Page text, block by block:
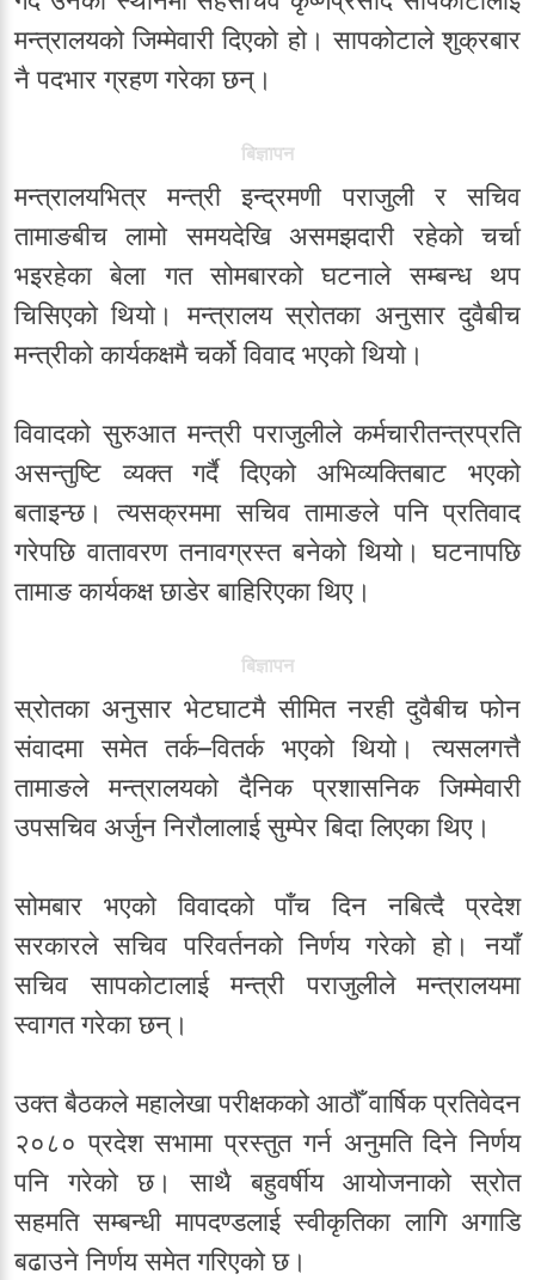
मन्त्रालयको जिम्मेवारी दिएको हो। सापकोटाले शुक्रबार
नै पदभार ग्रहण गरेका छन्।
बिज्ञापन
मन्त्रालयभित्र मन्त्री इन्द्रमणी पराजुली र सचिव
तामाङबीच लामो समयदेखि असमझदारी रहेको चर्चा
भइरहेका बेला गत सोमबारको घटनाले सम्बन्ध थप
चिसिएको थियो। मन्त्रालय स्रोतका अनुसार दुवैबीच
मन्त्रीको कार्यकक्षमै चर्को विवाद भएको थियो।
विवादको सुरुआत मन्त्री पराजुलीले कर्मचारीतन्त्रप्रति
असन्तुष्टि व्यक्त गर्दै दिएको अभिव्यक्तिबाट भएको
बताइन्छ। त्यसक्रममा सचिव तामाङले पनि प्रतिवाद
गरेपछि वातावरण तनावग्रस्त बनेको थियो। घटनापछि
तामाङ कार्यकक्ष छाडेर बाहिरिएका थिए।
बिज्ञापन
स्रोतका अनुसार भेटघाटमै सीमित नरही दुवैबीच फोन
संवादमा समेत तर्क–वितर्क भएको थियो। त्यसलगत्तै
तामाङले मन्त्रालयको दैनिक प्रशासनिक जिम्मेवारी
उपसचिव अर्जुन निरौलालाई सुम्पेर बिदा लिएका थिए।
सोमबार भएको विवादको पाँच दिन नबित्दै प्रदेश
सरकारले सचिव परिवर्तनको निर्णय गरेको हो। नयाँ
सचिव सापकोटालाई मन्त्री पराजुलीले मन्त्रालयमा
स्वागत गरेका छन्।
उक्त बैठकले महालेखा परीक्षकको आठौँ वार्षिक प्रतिवेदन
२०८० प्रदेश सभामा प्रस्तुत गर्न अनुमति दिने निर्णय
पनि गरेको छ। साथै बहुवर्षीय आयोजनाको स्रोत
सहमति सम्बन्धी मापदण्डलाई स्वीकृतिका लागि अगाडि
बढाउने निर्णय समेत गरिएको छ।